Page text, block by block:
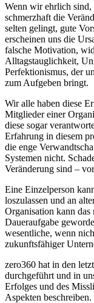
Wenn wir ehrlich
schmerzhaft die
selten gelingt, gute
erscheinen uns die
falsche Motivation,
Alltagstauglichkeit,
Perfektionismus, der
zum Aufgeben bringt.
Wir alle haben diese
Mitglieder einer
diese sogar
Erfahrung in diesem
die enge
Systemen nicht.
Veränderung sind –
Eine Einzelperson
loszulassen und an
Organisation kann
Daueraufgabe
wesentliche, wenn
zukunftsfähiger
zero360 hat in den
durchgeführt und in
Erfolges und des
Aspekten beschreiben.